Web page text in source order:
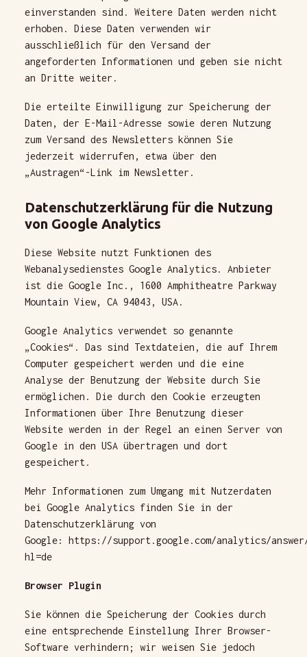
einverstanden sind. Weitere Daten werden nicht
erhoben. Diese Daten verwenden wir
ausschließlich für den Versand der
angeforderten Informationen und geben sie nicht
an Dritte weiter.
Die erteilte Einwilligung zur Speicherung der
Daten, der E-Mail-Adresse sowie deren Nutzung
zum Versand des Newsletters können Sie
jederzeit widerrufen, etwa über den
„Austragen“-Link im Newsletter.
Datenschutzerklärung für die Nutzung
von Google Analytics
Diese Website nutzt Funktionen des
Webanalysedienstes Google Analytics. Anbieter
ist die Google Inc., 1600 Amphitheatre Parkway
Mountain View, CA 94043, USA.
Google Analytics verwendet so genannte
„Cookies“. Das sind Textdateien, die auf Ihrem
Computer gespeichert werden und die eine
Analyse der Benutzung der Website durch Sie
ermöglichen. Die durch den Cookie erzeugten
Informationen über Ihre Benutzung dieser
Website werden in der Regel an einen Server von
Google in den USA übertragen und dort
gespeichert.
Mehr Informationen zum Umgang mit Nutzerdaten
bei Google Analytics finden Sie in der
Datenschutzerklärung von
Google: https://support.google.com/analytics/answer/
hl=de
Browser Plugin
Sie können die Speicherung der Cookies durch
eine entsprechende Einstellung Ihrer Browser-
Software verhindern; wir weisen Sie jedoch